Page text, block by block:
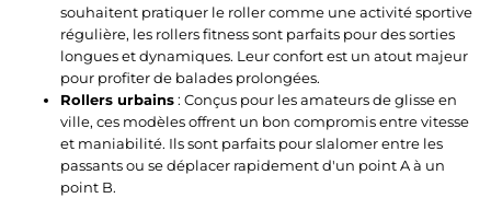
souhaitent pratiquer le roller comme une activité sportive
régulière, les rollers fitness sont parfaits pour des sorties
longues et dynamiques. Leur confort est un atout majeur
pour profiter de balades prolongées.
Rollers urbains: Conçus pour les amateurs de glisse en
ville, ces modèles offrent un bon compromis entre vitesse
et maniabilité. Ils sont parfaits pour slalomer entre les
passants ou se déplacer rapidement d'un point A à un
point B.